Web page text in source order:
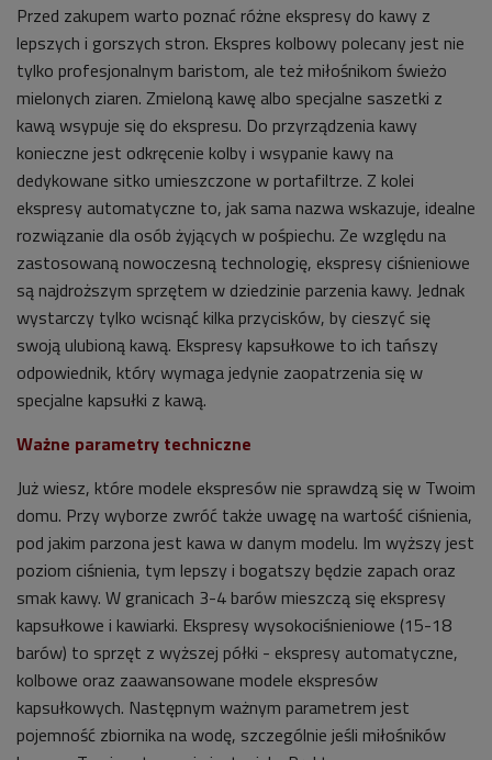
Przed zakupem warto poznać różne ekspresy do kawy z
lepszych i gorszych stron. Ekspres kolbowy polecany jest nie
tylko profesjonalnym baristom, ale też miłośnikom świeżo
mielonych ziaren. Zmieloną kawę albo specjalne saszetki z
kawą wsypuje się do ekspresu. Do przyrządzenia kawy
konieczne jest odkręcenie kolby i wsypanie kawy na
dedykowane sitko umieszczone w portafiltrze. Z kolei
ekspresy automatyczne to, jak sama nazwa wskazuje, idealne
rozwiązanie dla osób żyjących w pośpiechu. Ze względu na
zastosowaną nowoczesną technologię, ekspresy ciśnieniowe
są najdroższym sprzętem w dziedzinie parzenia kawy. Jednak
wystarczy tylko wcisnąć kilka przycisków, by cieszyć się
swoją ulubioną kawą. Ekspresy kapsułkowe to ich tańszy
odpowiednik, który wymaga jedynie zaopatrzenia się w
specjalne kapsułki z kawą.
Ważne parametry techniczne
Już wiesz, które modele ekspresów nie sprawdzą się w Twoim
domu. Przy wyborze zwróć także uwagę na wartość ciśnienia,
pod jakim parzona jest kawa w danym modelu. Im wyższy jest
poziom ciśnienia, tym lepszy i bogatszy będzie zapach oraz
smak kawy. W granicach 3-4 barów mieszczą się ekspresy
kapsułkowe i kawiarki. Ekspresy wysokociśnieniowe (15-18
barów) to sprzęt z wyższej półki - ekspresy automatyczne,
kolbowe oraz zaawansowane modele ekspresów
kapsułkowych. Następnym ważnym parametrem jest
pojemność zbiornika na wodę, szczególnie jeśli miłośników